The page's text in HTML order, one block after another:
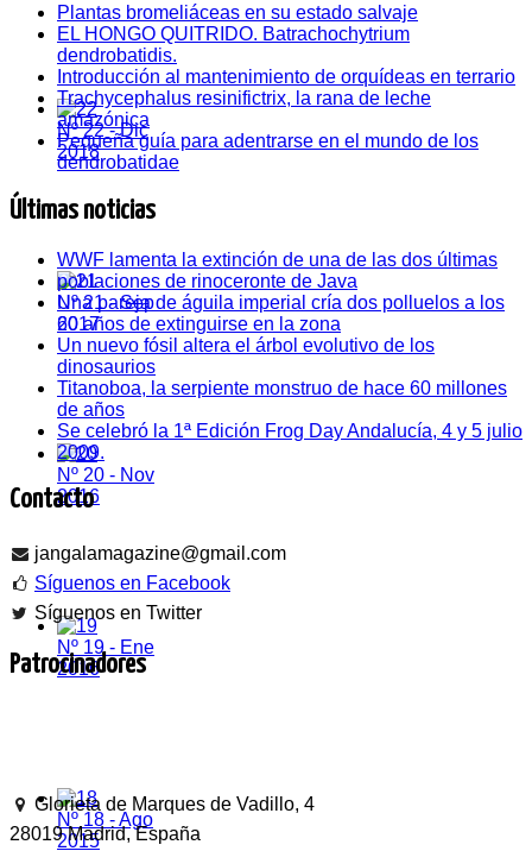
Nº 22 - Dic
2018
Nº 21 - Sep
2017
Nº 20 - Nov
2016
Nº 19 - Ene
2016
Nº 18 - Ago
2015
Plantas bromeliáceas en su estado salvaje
EL HONGO QUITRIDO. Batrachochytrium
dendrobatidis.
Introducción al mantenimiento de orquídeas en terrario
Trachycephalus resinifictrix, la rana de leche
amazónica
Pequeña guía para adentrarse en el mundo de los
dendrobatidae
Últimas noticias
WWF lamenta la extinción de una de las dos últimas
poblaciones de rinoceronte de Java
Una pareja de águila imperial cría dos polluelos a los
60 años de extinguirse en la zona
Un nuevo fósil altera el árbol evolutivo de los
dinosaurios
Titanoboa, la serpiente monstruo de hace 60 millones
de años
Se celebró la 1ª Edición Frog Day Andalucía, 4 y 5 julio
2009.
Contacto
jangalamagazine@gmail.com
Síguenos en Facebook
Síguenos en Twitter
Patrocinadores
Glorieta de Marques de Vadillo, 4
28019 Madrid, España